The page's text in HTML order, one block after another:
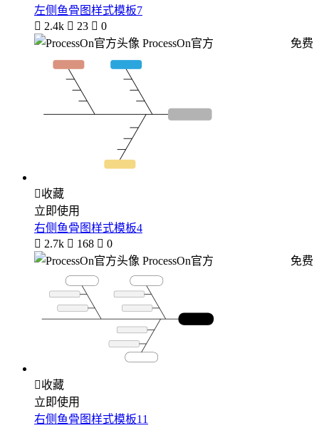
左侧鱼骨图样式模板7
 2.4k  23  0
ProcessOn官方
免费
收藏
立即使用
右侧鱼骨图样式模板4
 2.7k  168  0
ProcessOn官方
免费
收藏
立即使用
右侧鱼骨图样式模板11